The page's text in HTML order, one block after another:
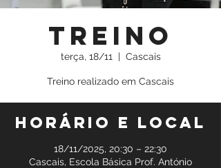
Treino
terça, 18/11
  |
Cascais
Treino realizado em Cascais
Horário e local
18/11/2025, 20:30 – 22:30
Cascais, Escola Básica Prof. António